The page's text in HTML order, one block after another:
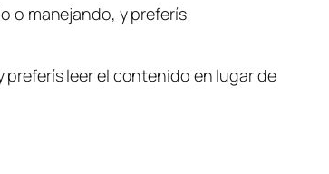
o manejando, y preferís
leer el contenido en lugar de